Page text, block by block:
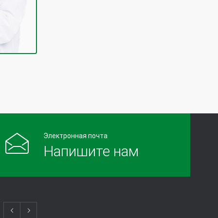
Электронная почта
Напишите нам